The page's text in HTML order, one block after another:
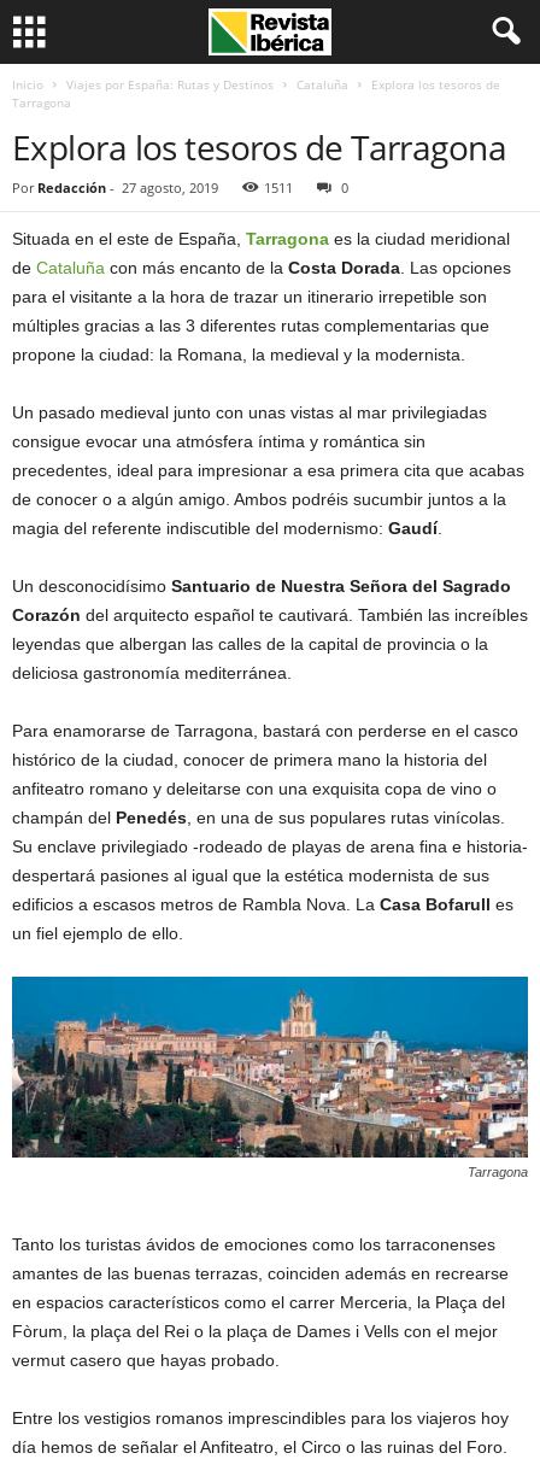
Inicio Viajes por España: Rutas y Destinos Cataluña
Explora los tesoros de
Tarragona
Explora los tesoros de Tarragona
Por Redacción - 27 agosto, 2019 1511 0
Situada en el este de España, Tarragona es la ciudad meridional
de Cataluña con más encanto de la Costa Dorada . Las opciones
para el visitante a la hora de trazar un itinerario irrepetible son
múltiples gracias a las 3 diferentes rutas complementarias que
propone la ciudad: la Romana, la medieval y la modernista.
Un pasado medieval junto con unas vistas al mar privilegiadas
consigue evocar una atmósfera íntima y romántica sin
precedentes, ideal para impresionar a esa primera cita que acabas
de conocer o a algún amigo. Ambos podréis sucumbir juntos a la
magia del referente indiscutible del modernismo: Gaudí.
Un desconocidísimo Santuario de Nuestra Señora del Sagrado
Corazón del arquitecto español te cautivará. También las increíbles
leyendas que albergan las calles de la capital de provincia o la
deliciosa gastronomía mediterránea.
Para enamorarse de Tarragona, bastará con perderse en el casco
histórico de la ciudad, conocer de primera mano la historia del
anfiteatro romano y deleitarse con una exquisita copa de vino o
champán del Penedés , en una de sus populares rutas vinícolas.
Su enclave privilegiado -rodeado de playas de arena fina e historia-
despertará pasiones al igual que la estética modernista de sus
edificios a escasos metros de Rambla Nova. La Casa Bofarull es
un fiel ejemplo de ello.
Tarragona
Tanto los turistas ávidos de emociones como los tarraconenses
amantes de las buenas terrazas, coinciden además en recrearse
en espacios característicos como el carrer Merceria, la Plaça del
Fòrum, la plaça del Rei o la plaça de Dames i Vells con el mejor
vermut casero que hayas probado.
Entre los vestigios romanos imprescindibles para los viajeros hoy
día hemos de señalar el Anfiteatro, el Circo o las ruinas del Foro.